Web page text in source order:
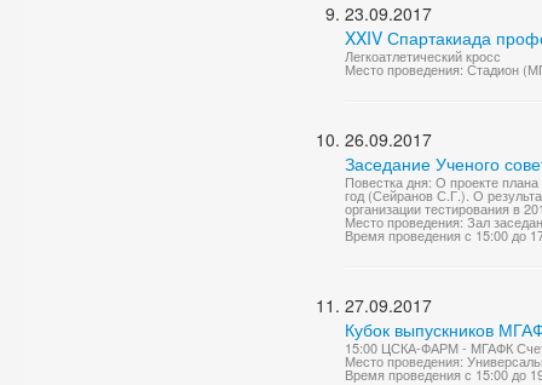
23.09.2017
XXIV Спартакиада
Легкоатлетический кросс
Место проведения: Стадион
26.09.2017
Заседание Ученого
Повестка дня: О проекте
год (Сейранов С.Г.). О
организации тестирования в
Место проведения: Зал
Время проведения с 15:00 до
27.09.2017
Кубок выпускников
15:00 ЦСКА-ФАРМ - МГАФК
Место проведения:
Время проведения с 15:00 до